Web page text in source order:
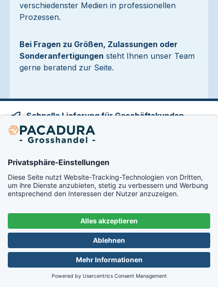
verschiedenster Medien in professionellen
Prozessen.
Bei Fragen zu Größen, Zulassungen oder
Sonderanfertigungen steht Ihnen unser Team
gerne beratend zur Seite.
Schnelle Lieferung für Geschäftskunden
Täglicher Versand aus Lagerbestand – kurze
Lieferzeiten
Kostenloser Versand
Versandkostenfrei ab 1000 € Bestellwert mit Spedition
Professionell verpackt von unserem Versandteam
Persönlicher Kundenservice & Beratung
Direkter Support per LiveChat, Telefon & E-Mail –
kompetente Beratung von 08:00–17:00 Uhr